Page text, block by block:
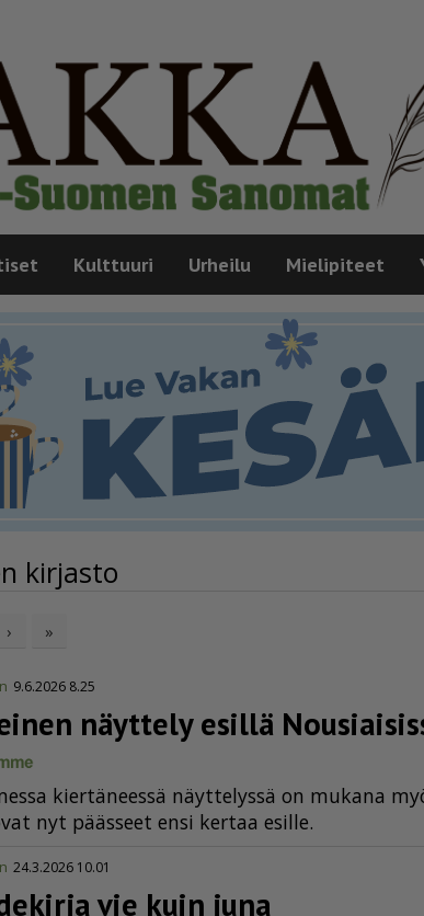
Kulttuuri Urheilu Mielipiteet
kirjasto
› »
9.6.2026 8.25
näyttely esillä
kier­tä­nees­sä näyt­te­lys­sä on mu­ka­na
nyt pääs­seet en­si ker­taa esil­le.
24.3.2026 10.01
vie kuin juna